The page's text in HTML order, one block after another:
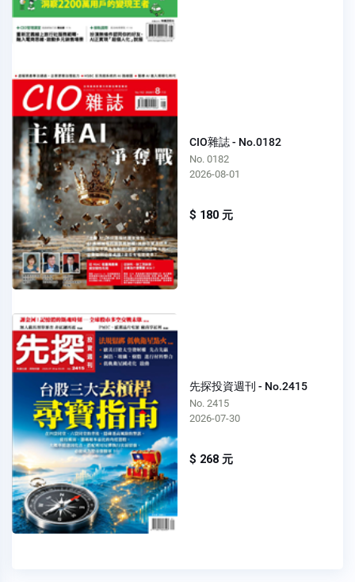
CIO雜誌 - No.0182
No. 0182
2026-08-01
$ 180 元
先探投資週刊 - No.2415
No. 2415
2026-07-30
$ 268 元